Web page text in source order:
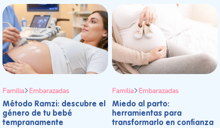
Familia Embarazadas
Método Ramzi: descubre el
género de tu bebé
tempranamente
Familia Embarazadas
Miedo al parto:
herramientas para
transformarlo en confianza